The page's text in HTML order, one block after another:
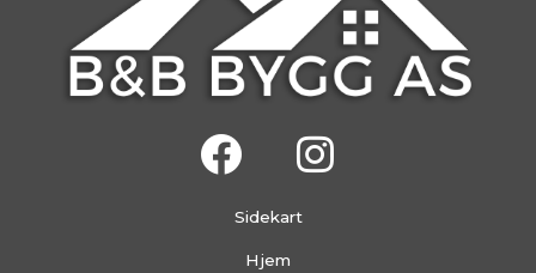
F
a
c
I
n
Sidekart
Hjem